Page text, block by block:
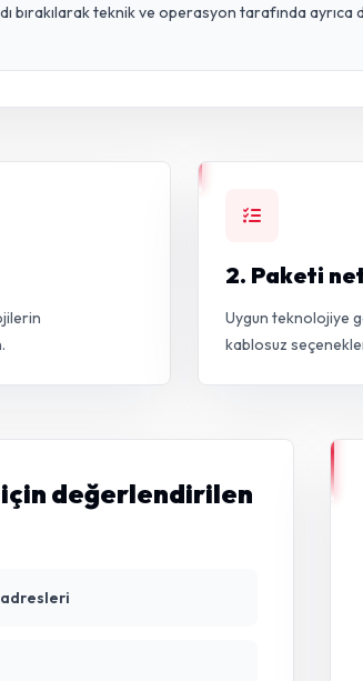
bırakılarak teknik ve operasyon tarafında ayrıca
2. Paketi
Uygun teknolojiye
kablosuz
değerlendirilen